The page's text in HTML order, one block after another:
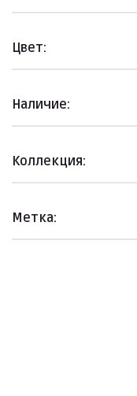
Цвет:
Наличие:
Коллекция:
Метка: